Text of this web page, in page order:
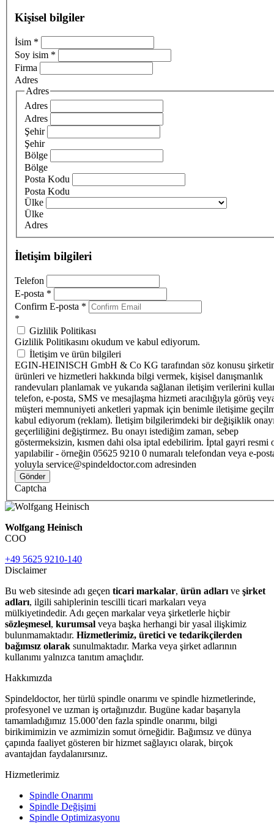
Kişisel bilgiler
İsim *
Soy isim *
Firma
Adres
Adres
Adres
Adres
Şehir
Şehir
Bölge
Bölge
Posta Kodu
Posta Kodu
Ülke
Ülke
Adres
İletişim bilgileri
Telefon
E-posta *
Confirm E-posta *
*
Gizlilik Politikası
Gizlilik Politikasını okudum ve kabul ediyorum.
İletişim ve ürün bilgileri
EGIN-HEINISCH GmbH & Co KG tarafından söz konusu
ürünleri ve hizmetleri hakkında bilgi vermek, kişisel danışmanlık
randevuları planlamak ve yukarıda sağlanan iletişim verilerini
telefon, e-posta, SMS ve mesajlaşma hizmeti aracılığıyla görüş
müşteri memnuniyeti anketleri yapmak için benimle iletişime
kabul ediyorum (reklam). İletişim bilgilerimdeki bir değişiklik
geçerliliğini değiştirmez. Bu onayı istediğim zaman, sebep
göstermeksizin, kısmen dahi olsa iptal edebilirim. İptal gayri resmi
yapılabilir - örneğin 05625 9210 0 numaralı telefondan veya e-
yoluyla service@spindeldoctor.com adresinden
Gönder
Captcha
Wolfgang Heinisch
COO
+49 5625 9210-140
Disclaimer
Bu web sitesinde adı geçen ticari markalar, ürün adları ve şirket
adları, ilgili sahiplerinin tescilli ticari markaları veya
mülkiyetindedir. Adı geçen markalar veya şirketlerle hiçbir
sözleşmesel, kurumsal veya başka herhangi bir yasal ilişkimiz
bulunmamaktadır. Hizmetlerimiz, üretici ve tedarikçilerden
bağımsız olarak sunulmaktadır. Marka veya şirket adlarının
kullanımı yalnızca tanıtım amaçlıdır.
Hakkımızda
Spindeldoctor, her türlü spindle onarımı ve spindle hizmetlerinde,
profesyonel ve uzman iş ortağınızdır. Bugüne kadar başarıyla
tamamladığımız 15.000’den fazla spindle onarımı, bilgi
birikimimizin ve azmimizin somut örneğidir. Bağımsız ve dünya
çapında faaliyet gösteren bir hizmet sağlayıcı olarak, birçok
avantajdan faydalanırsınız.
Hizmetlerimiz
Spindle Onarımı
Spindle Değişimi
Spindle Optimizasyonu